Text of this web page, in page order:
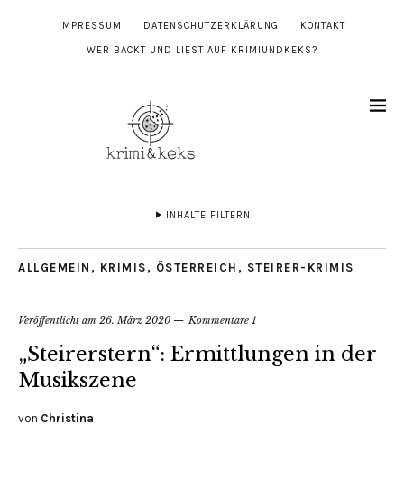
IMPRESSUM DATENSCHUTZERKLÄRUNG KONTAKT
WER BACKT UND LIEST AUF KRIMIUNDKEKS?
INHALTE FILTERN
ALLGEMEIN , KRIMIS , ÖSTERREICH , STEIRER-KRIMIS
Veröffentlicht am 26. März 2020 Kommentare 1
„Steirerstern“: Ermittlungen in der
Musikszene
von Christina